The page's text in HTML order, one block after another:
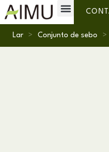
Lar > Conjunto de sebo >